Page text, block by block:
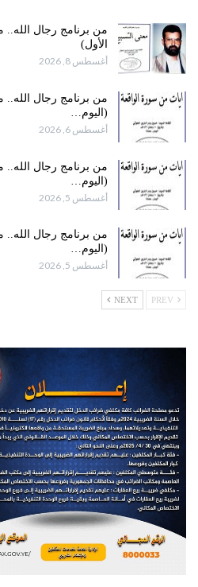
من برنامج رجال الله..
الأول)
أغسطس 8, 2026
من برنامج رجال الله..
(اليوم…
أغسطس 6, 2026
من برنامج رجال الله..
(اليوم…
أغسطس 5, 2026
من برنامج رجال الله..
(اليوم…
أغسطس 5, 2026
NEXT